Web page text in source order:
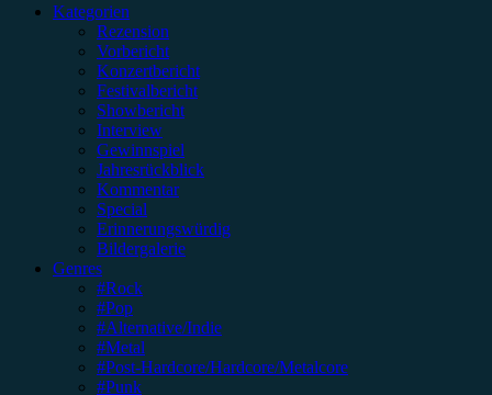
Kategorien
Rezension
Vorbericht
Konzertbericht
Festivalbericht
Showbericht
Interview
Gewinnspiel
Jahresrückblick
Kommentar
Special
Erinnerungswürdig
Bildergalerie
Genres
#Rock
#Pop
#Alternative/Indie
#Metal
#Post-Hardcore/Hardcore/Metalcore
#Punk